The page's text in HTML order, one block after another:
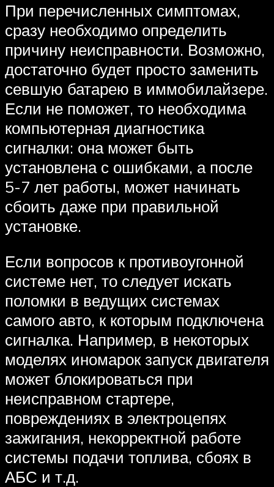
При перечисленных симптомах,
сразу необходимо определить
причину неисправности. Возможно,
достаточно будет просто заменить
севшую батарею в иммобилайзере.
Если не поможет, то необходима
компьютерная диагностика
сигналки: она может быть
установлена с ошибками, а после
5-7 лет работы, может начинать
сбоить даже при правильной
установке.
Если вопросов к противоугонной
системе нет, то следует искать
поломки в ведущих системах
самого авто, к которым подключена
сигналка. Например, в некоторых
моделях иномарок запуск двигателя
может блокироваться при
неисправном стартере,
повреждениях в электроцепях
зажигания, некорректной работе
системы подачи топлива, сбоях в
АБС и т.д.